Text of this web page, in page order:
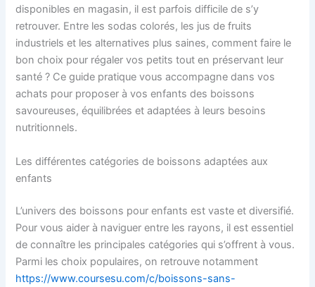
disponibles en magasin, il est parfois difficile de s’y
retrouver. Entre les sodas colorés, les jus de fruits
industriels et les alternatives plus saines, comment faire le
bon choix pour régaler vos petits tout en préservant leur
santé ? Ce guide pratique vous accompagne dans vos
achats pour proposer à vos enfants des boissons
savoureuses, équilibrées et adaptées à leurs besoins
nutritionnels.
Les différentes catégories de boissons adaptées aux
enfants
L’univers des boissons pour enfants est vaste et diversifié.
Pour vous aider à naviguer entre les rayons, il est essentiel
de connaître les principales catégories qui s’offrent à vous.
Parmi les choix populaires, on retrouve notamment
https://www.coursesu.com/c/boissons-sans-